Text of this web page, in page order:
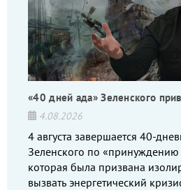
«40 дней ада» Зеленского
4.08.2026
4 августа завершается 40-
Зеленского по «принуждению
которая была призвана
вызвать энергетический